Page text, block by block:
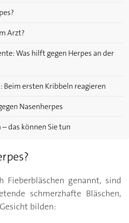
Arzt?
Was hilft gegen Herpes an der
Beim ersten Kribbeln reagieren
Nasenherpes
das können Sie tun
Fieberbläschen genannt, sind
schmerzhafte Bläschen,
bilden: